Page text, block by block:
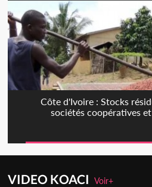
Côte d'Ivoire : Stocks
sociétés coopératives
VIDEO KOACIVoir+